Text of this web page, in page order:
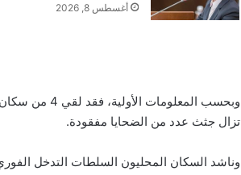
أغسطس 8, 2026
تزال جثث عدد من الضحايا مفقودة.
وناشد السكان المحليون السلطات التدخل